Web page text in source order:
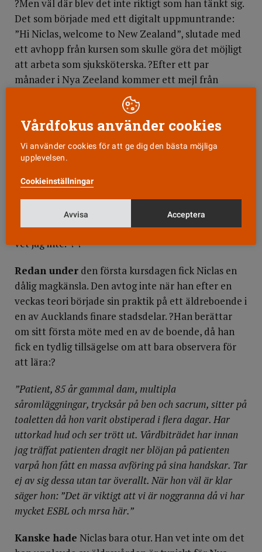
?Men väl där blev det inte riktigt som han tänkt sig.
Det som började med ett digitalt uppmuntrande:
”Hi Niclas, welcome to New Zealand”, slutade med
ett avhopp från kursen som skulle göra det möjligt
att arbeta som sjuksköterska. ?Efter ett par
månader i Nya Zeeland kommer ett mejl från
?”Jag var den första svenska sjuksköterskan som
andra svenska deltagare på någon av de andra
sjuksköterskor i första hand söker sig till Australien,
något som inte är så lätt. Det verkar som om
svenska läkare gärna åker till Nya Zeeland för att
jobba i något eller några år, men hur stor siffran är
vet jag inte.”? ?
Redan under den första kursdagen fick Niclas en
dålig magkänsla. Den avtog inte när han efter en
veckas teori började sin praktik på ett äldreboende i
en av Aucklands finare stadsdelar. ?Han berättar
om sitt första möte med en av de boende, då han
fick en tydlig tillsägelse om att bara observera för
att lära:?
”Patient, 85 år gammal dam, multipla
såromläggningar, trycksår på ben och sacrum, sitter på
toaletten då hon varit obstiperad i flera dagar. Har
uttorkad hud och ser trött ut. Vårdbiträdet har innan
jag träffat patienten dragit ner blöjan på patienten
varpå hon fått en massa avföring på sina handskar. Tar
ej av sig dessa utan tar överallt. När hon väl är klar
säger hon: ”Det är viktigt att vi är noggranna då vi har
mycket ESBL och mrsa här.”
Kanske hade Niclas bara otur. Han vet inte om det
Vårdfokus använder cookies
Vi använder cookies för att ge dig den bästa möjliga
upplevelsen.
Cookieinställningar
Avvisa Acceptera